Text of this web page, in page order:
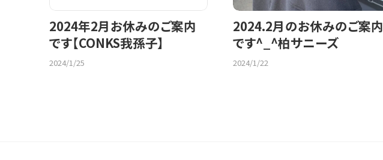
2024/1/25
2024年2月お休みのご案内
です【CONKS我孫子】
2024/1/22
2024.2月のお休みのご案内
です^_^柏サニーズ